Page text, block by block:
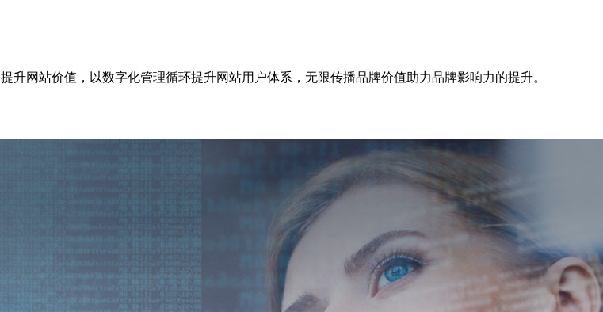
网站价值，以数字化管理循环提升网站用户体系，无限传播品牌价值助力品牌影响力的提升。